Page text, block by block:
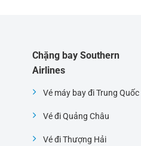
Chặng bay Southern
Airlines
Vé máy bay đi Trung Quốc
Vé đi Quảng Châu
Vé đi Thượng Hải